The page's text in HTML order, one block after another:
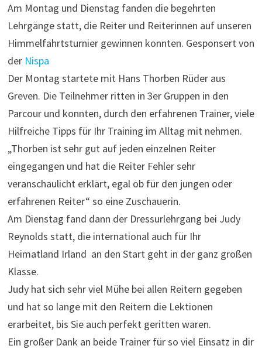
Am Montag und Dienstag fanden die begehrten
Lehrgänge statt, die Reiter und Reiterinnen auf unseren
Himmelfahrtsturnier gewinnen konnten. Gesponsert von
der Nispa
Der Montag startete mit Hans Thorben Rüder aus
Greven. Die Teilnehmer ritten in 3er Gruppen in den
Parcour und konnten, durch den erfahrenen Trainer, viele
Hilfreiche Tipps für Ihr Training im Alltag mit nehmen.
„Thorben ist sehr gut auf jeden einzelnen Reiter
eingegangen und hat die Reiter Fehler sehr
veranschaulicht erklärt, egal ob für den jungen oder
erfahrenen Reiter“ so eine Zuschauerin.
Am Dienstag fand dann der Dressurlehrgang bei Judy
Reynolds statt, die international auch für Ihr
Heimatland Irland an den Start geht in der ganz großen
Klasse.
Judy hat sich sehr viel Mühe bei allen Reitern gegeben
und hat so lange mit den Reitern die Lektionen
erarbeitet, bis Sie auch perfekt geritten waren.
Ein großer Dank an beide Trainer für so viel Einsatz in dir